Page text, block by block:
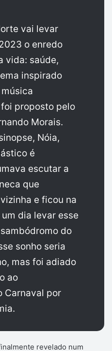
vai levar
o enredo
vida: saúde,
inspirado
proposto pelo
Morais.
Nóia,
é
escutar a
que
e ficou na
dia levar esse
do
sonho seria
mas foi adiado
ao
Carnaval por
revelado num